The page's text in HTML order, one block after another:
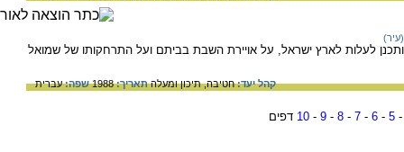
לעלות לארץ ישראל, על אויירת השבת בביתם ועל התרחקותו של שמואל
קהל יעד:חטיבה,תיכון ומעלהתאריך:1988 שפה:עברית
5
-
6
-
7
-
8
-
9
-
10 דפים